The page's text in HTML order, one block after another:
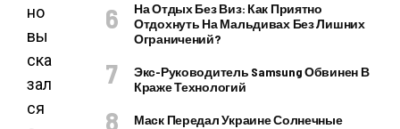
но
вы
ска
зал
ся
На Отдых Без Виз: Как Приятно
Отдохнуть На Мальдивах Без Лишних
Ограничений?
Экс-Руководитель Samsung Обвинен В
Краже Технологий
Маск Передал Украине Солнечные